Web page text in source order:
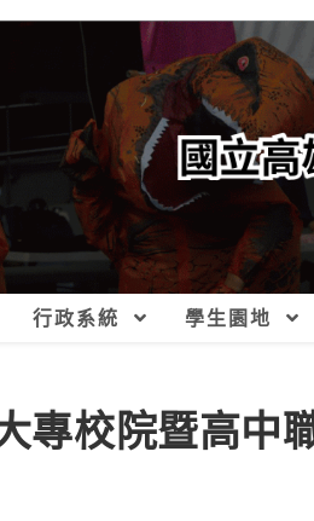
行政系統 學生園地
專校院暨高中